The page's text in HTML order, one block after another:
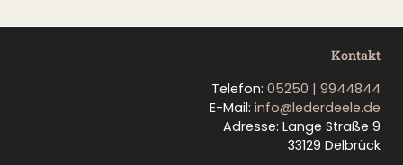
Kontakt
Telefon: 05250 | 9944844
E-Mail: info@lederdeele.de
Adresse: Lange Straße 9
33129 Delbrück